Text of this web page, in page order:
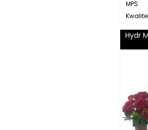
MPS:
Hydr